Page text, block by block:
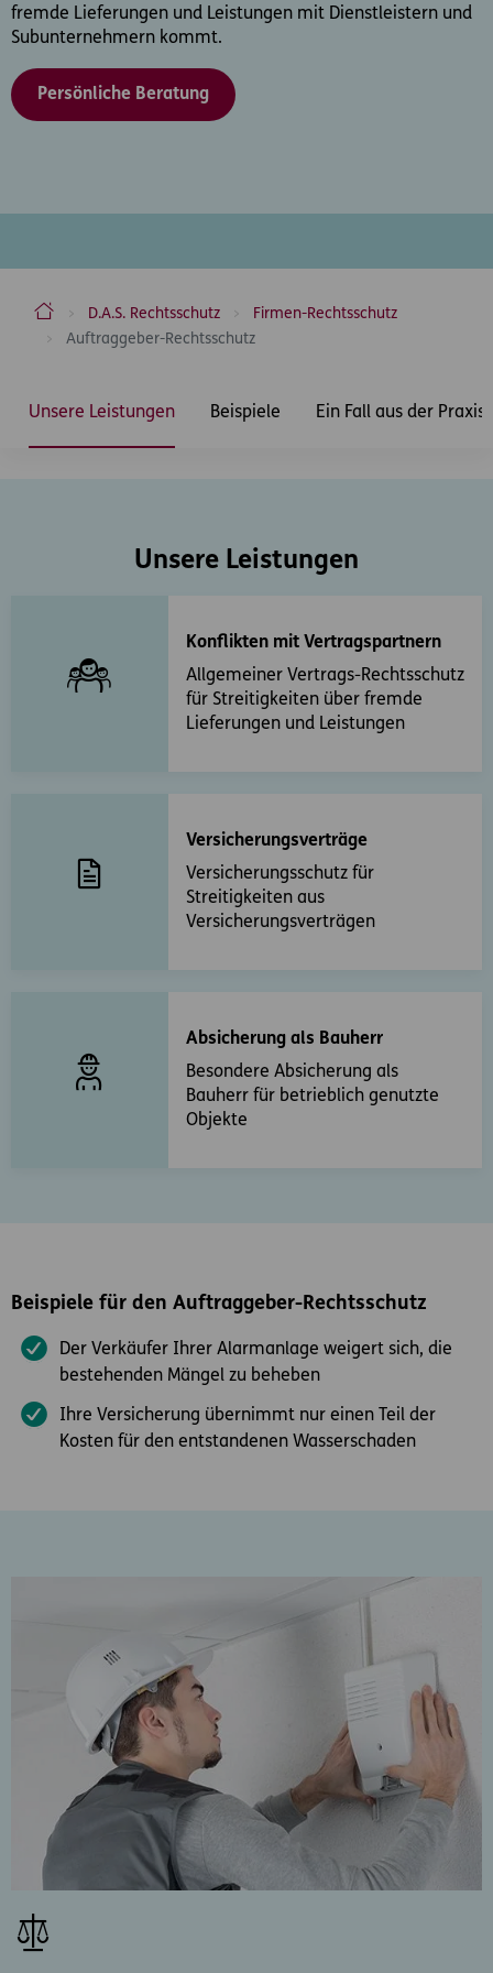
fremde Lieferungen und Leistungen mit Dienstleistern und
Subunternehmern kommt.
Persönliche Beratung
ERGO Versicherung Aktiengesellschaft
D.A.S. Rechtsschutz
Firmen-Rechtsschutz
Auftraggeber-Rechtsschutz
Unsere Leistungen
Beispiele Ein Fall aus der Praxis
Unsere Leistungen
Konflikten mit Vertragspartnern
Allgemeiner Vertrags-Rechtsschutz
für Streitigkeiten über fremde
Lieferungen und Leistungen
Versicherungsverträge
Versicherungsschutz für
Streitigkeiten aus
Versicherungsverträgen
Absicherung als Bauherr
Besondere Absicherung als
Bauherr für betrieblich genutzte
Objekte
Beispiele für den Auftraggeber-Rechtsschutz
Der Verkäufer Ihrer Alarmanlage weigert sich, die
bestehenden Mängel zu beheben
Ihre Versicherung übernimmt nur einen Teil der
Kosten für den entstandenen Wasserschaden